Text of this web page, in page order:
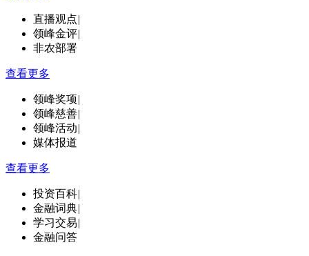
直播观点|
领峰金评|
非农部署
查看更多
领峰奖项|
领峰慈善|
领峰活动|
媒体报道
查看更多
投资百科|
金融词典|
学习交易|
金融问答